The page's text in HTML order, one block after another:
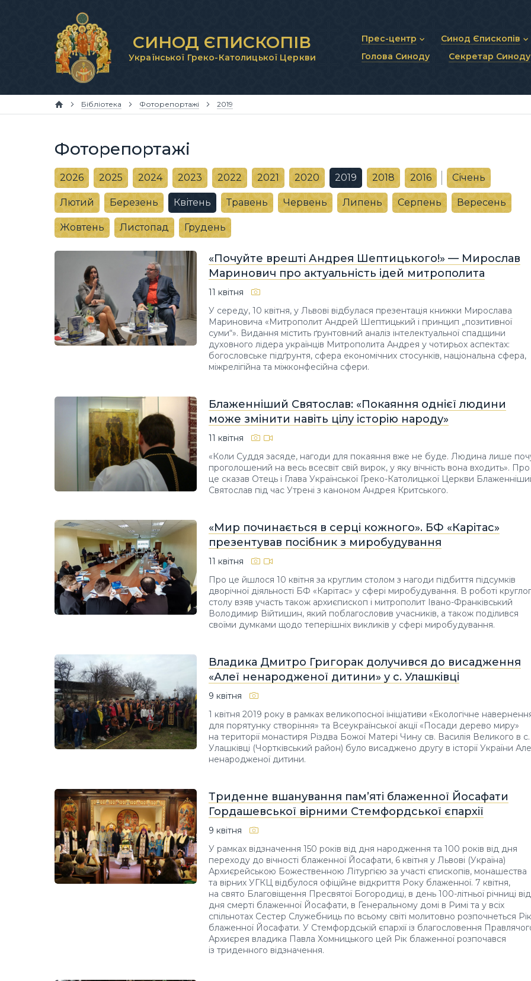
СИНОД ЄПИСКОПІВ
Української Греко-Католицької Церкви
Прес-центр
Новини та анонси
Синод Єпископів
Статут Синоду
Синодальні органи
Голова Синоду Секретар Синоду
Бібліотека Фоторепортажі 2019
Фоторепортажі
2026 2025 2024 2023 2022 2021 2020 2019 2018 2016 Січень
Лютий Березень Квітень Травень Червень Липень Серпень Вересень
Жовтень Листопад Грудень
«Почуйте врешті Андрея Шептицького!» — Мирослав
Маринович про актуальність ідей митрополита
11 квітня
У середу, 10 квітня, у Львові відбулася презентація книжки Мирослава
Мариновича «Митрополит Андрей Шептицький і принцип „позитивної
суми“». Видання містить ґрунтовний аналіз інтелектуальної спадщини
духовного лідера українців Митрополита Андрея у чотирьох аспектах:
богословське підґрунтя, сфера економічних стосунків, національна сфера,
міжрелігійна та міжконфесійна сфери.
Блаженніший Святослав: «Покаяння однієї людини
може змінити навіть цілу історію народу»
11 квітня
«Коли Суддя засяде, нагоди для покаяння вже не буде. Людина лише
проголошений на весь всесвіт свій вирок, у яку вічність вона входить». Про
це сказав Отець і Глава Української Греко-Католицької Церкви
Святослав під час Утрені з каноном Андрея Критського.
«Мир починається в серці кожного». БФ «Карітас»
презентував посібник з миробудування
11 квітня
Про це йшлося 10 квітня за круглим столом з нагоди підбиття підсумків
дворічної діяльності БФ «Карітас» у сфері миробудування. В роботі
столу взяв участь також архиєпископ і митрополит Івано-Франківський
Володимир Війтишин, який поблагословив учасників, а також поділився
своїми думками щодо теперішніх викликів у сфері миробудування.
Владика Дмитро Григорак долучився до висадження
«Алеї ненародженої дитини» у с. Улашківці
9 квітня
1 квітня 2019 року в рамках великопосної ініціативи «Екологічне
для порятунку створіння» та Всеукраїнської акції «Посади дерево миру»
на території монастиря Різдва Божої Матері Чину св. Василія Великого в с.
Улашківці (Чортківський район) було висаджено другу в історії України
ненародженої дитини.
Триденне вшанування пам’яті блаженної Йосафати
Гордашевської вірними Стемфордської єпархії
9 квітня
У рамках відзначення 150 років від дня народження та 100 років від дня
переходу до вічності блаженної Йосафати, 6 квітня у Львові (Україна)
Архиєрейською Божественною Літургією за участі єпископів, монашества
та вірних УГКЦ відбулося офіційне відкриття Року блаженної. 7 квітня,
на свято Благовіщення Пресвятої Богородиці, в день 100-літньої річниці від
дня смерті блаженної Йосафати, в Генеральному домі в Римі та у всіх
спільнотах Сестер Служебниць по всьому світі молитовно розпочнеться Рік
блаженної Йосафати. У Стемфордській єпархії із благословення
Архиєрея владика Павла Хомницького цей Рік блаженної розпочався
із триденного відзначення.